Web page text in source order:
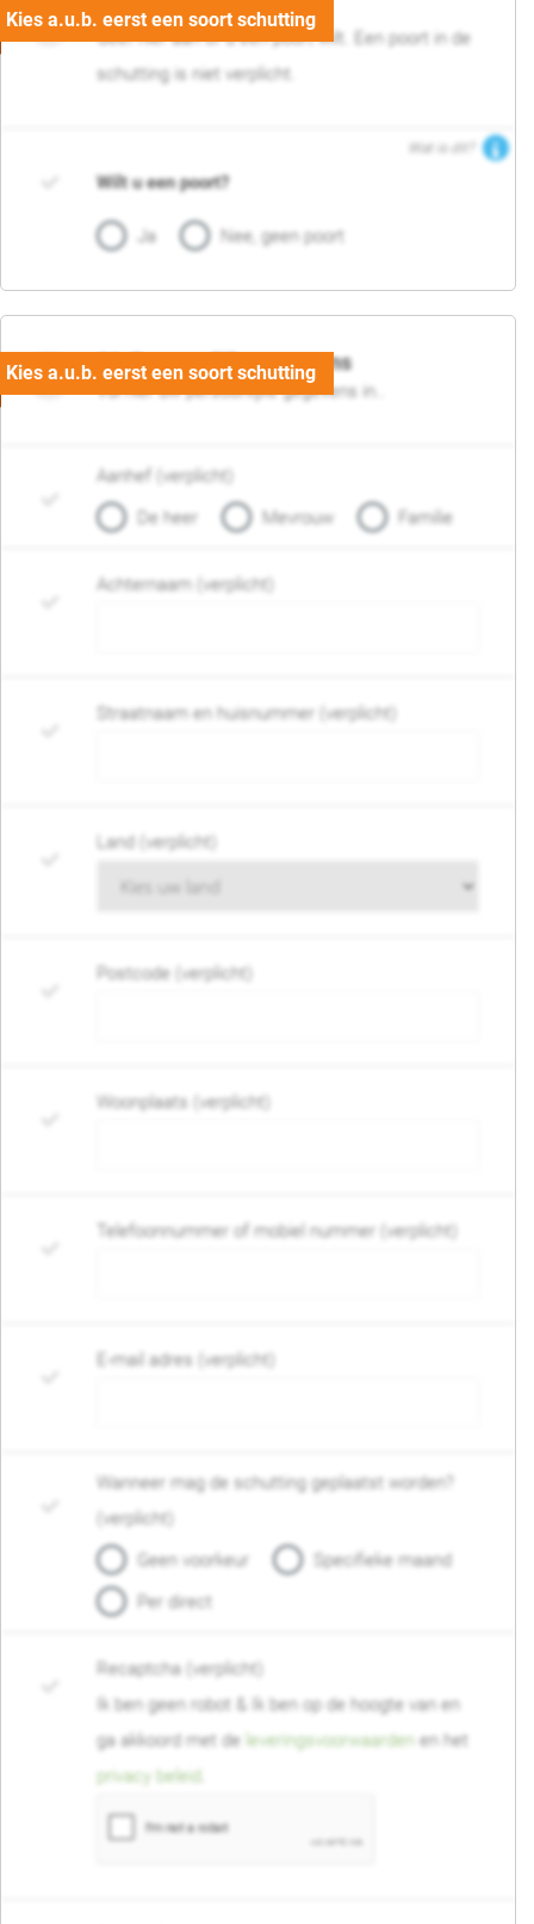
05. Poort
Geef hier aan of u een poort wilt. Een poort in de
schutting is niet verplicht.
Wat is dit?
Wilt u een poort?
Ja Nee, geen poort
06. Persoonlijke gegevens
Vul hier uw persoonlijke gegevens in..
Aanhef (verplicht)
De heer
Mevrouw Familie
Achternaam (verplicht)
Straatnaam en huisnummer (verplicht)
Land (verplicht)
Postcode (verplicht)
Woonplaats (verplicht)
Telefoonnummer of mobiel nummer (verplicht)
E-mail adres (verplicht)
Wanneer mag de schutting geplaatst worden?
(verplicht)
Geen voorkeur
Specifieke maand
Per direct
Recaptcha (verplicht)
Ik ben geen robot & Ik ben op de hoogte van en
ga akkoord met de leveringsvoorwaarden en het
privacy beleid